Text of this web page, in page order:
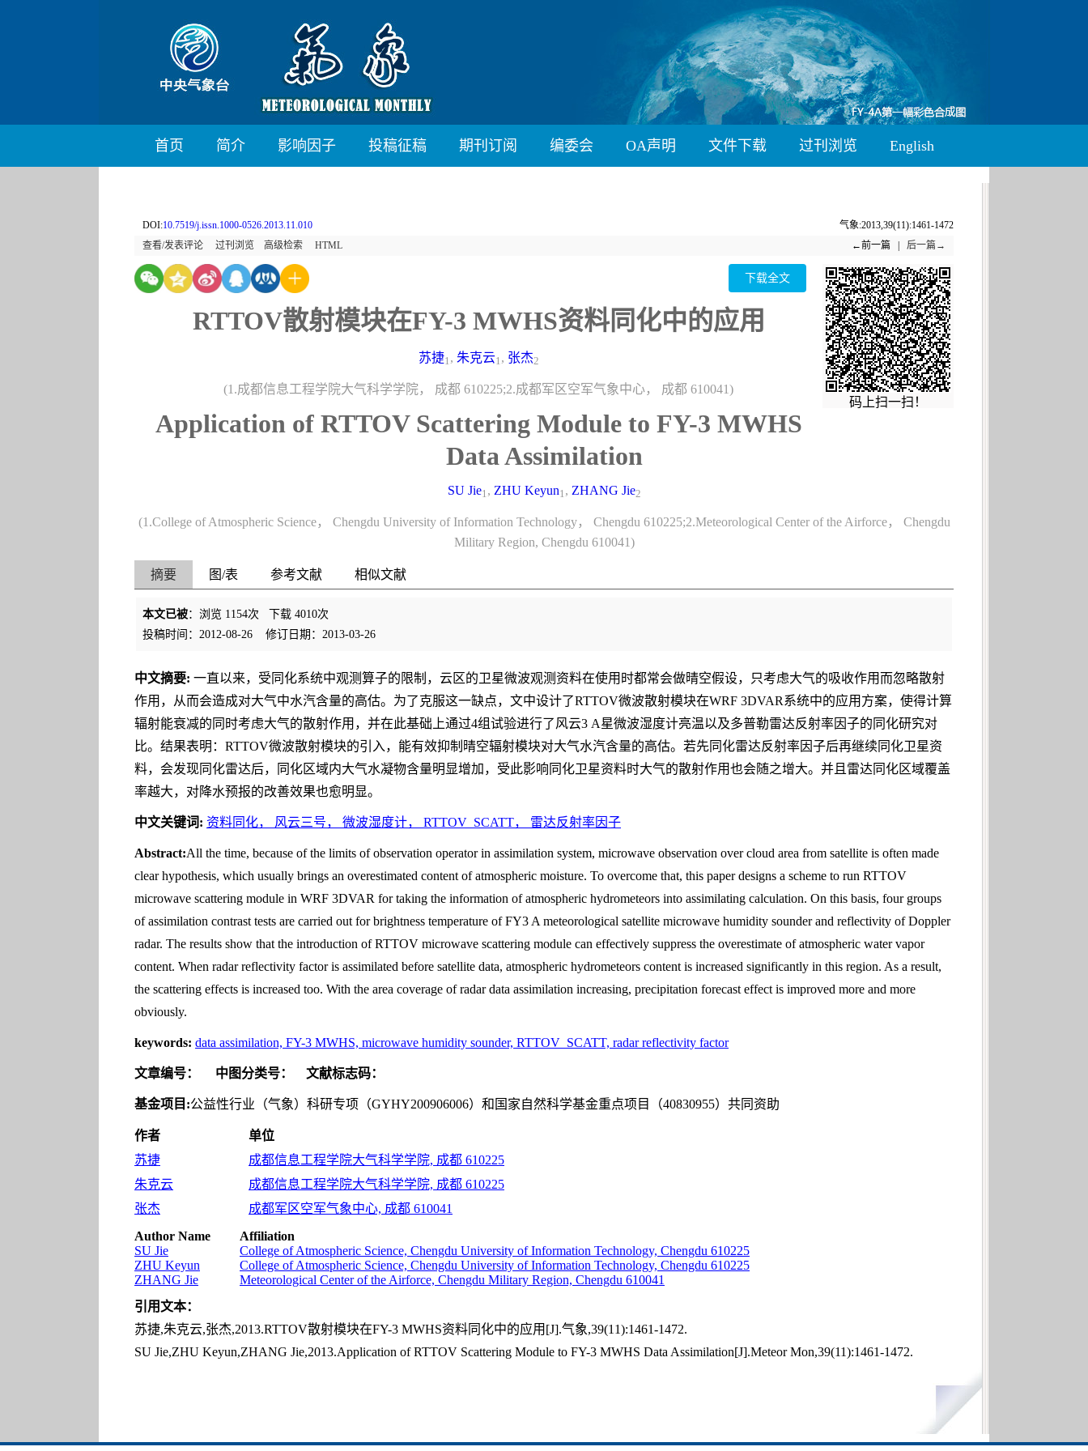
首页 简介 影响因子 投稿征稿 期刊订阅 编委会 OA声明 文件下载 过刊浏览 English
DOI:10.7519/j.issn.1000-0526.2013.11.010
气象:2013,39(11):1461-1472
查看/发表评论
过刊浏览 高级检索 HTML ←前一篇 | 后一篇→
码上扫一扫！
下载全文
RTTOV散射模块在FY-3 MWHS资料同化中的应用
苏捷1, 朱克云1, 张杰2
(1.成都信息工程学院大气科学学院， 成都 610225;2.成都军区空军气象中心， 成都 610041)
Application of RTTOV Scattering Module to FY-3 MWHS
Data Assimilation
SU Jie1, ZHU Keyun1, ZHANG Jie2
(1.College of Atmospheric Science， Chengdu University of Information Technology， Chengdu 610225;2.Meteorological Center of the Airforce， Chengdu
Military Region, Chengdu 610041)
摘要 图/表 参考文献 相似文献
本文已被：浏览 1154次 下载 4010次
投稿时间：2012-08-26
修订日期：2013-03-26
中文摘要: 一直以来，受同化系统中观测算子的限制，云区的卫星微波观测资料在使用时都常会做晴空假设，只考虑大气的吸收作用而忽略散射
作用，从而会造成对大气中水汽含量的高估。为了克服这一缺点，文中设计了RTTOV微波散射模块在WRF 3DVAR系统中的应用方案，使得计算
辐射能衰减的同时考虑大气的散射作用，并在此基础上通过4组试验进行了风云3 A星微波湿度计亮温以及多普勒雷达反射率因子的同化研究对
比。结果表明：RTTOV微波散射模块的引入，能有效抑制晴空辐射模块对大气水汽含量的高估。若先同化雷达反射率因子后再继续同化卫星资
料，会发现同化雷达后，同化区域内大气水凝物含量明显增加，受此影响同化卫星资料时大气的散射作用也会随之增大。并且雷达同化区域覆盖
率越大，对降水预报的改善效果也愈明显。
中文关键词: 资料同化， 风云三号， 微波湿度计， RTTOV_SCATT， 雷达反射率因子
Abstract:All the time, because of the limits of observation operator in assimilation system, microwave observation over cloud area from satellite is often made
clear hypothesis, which usually brings an overestimated content of atmospheric moisture. To overcome that, this paper designs a scheme to run RTTOV
microwave scattering module in WRF 3DVAR for taking the information of atmospheric hydrometeors into assimilating calculation. On this basis, four groups
of assimilation contrast tests are carried out for brightness temperature of FY3 A meteorological satellite microwave humidity sounder and reflectivity of Doppler
radar. The results show that the introduction of RTTOV microwave scattering module can effectively suppress the overestimate of atmospheric water vapor
content. When radar reflectivity factor is assimilated before satellite data, atmospheric hydrometeors content is increased significantly in this region. As a result,
the scattering effects is increased too. With the area coverage of radar data assimilation increasing, precipitation forecast effect is improved more and more
obviously.
keywords: data assimilation, FY-3 MWHS, microwave humidity sounder, RTTOV_SCATT, radar reflectivity factor
文章编号： 中图分类号： 文献标志码：
基金项目:公益性行业（气象）科研专项（GYHY200906006）和国家自然科学基金重点项目（40830955）共同资助
作者
单位
苏捷
成都信息工程学院大气科学学院, 成都 610225
朱克云
成都信息工程学院大气科学学院, 成都 610225
张杰
成都军区空军气象中心, 成都 610041
Author Name
Affiliation
SU Jie
College of Atmospheric Science, Chengdu University of Information Technology, Chengdu 610225
ZHU Keyun
College of Atmospheric Science, Chengdu University of Information Technology, Chengdu 610225
ZHANG Jie
Meteorological Center of the Airforce, Chengdu Military Region, Chengdu 610041
引用文本：
苏捷,朱克云,张杰,2013.RTTOV散射模块在FY-3 MWHS资料同化中的应用[J].气象,39(11):1461-1472.
SU Jie,ZHU Keyun,ZHANG Jie,2013.Application of RTTOV Scattering Module to FY-3 MWHS Data Assimilation[J].Meteor Mon,39(11):1461-1472.